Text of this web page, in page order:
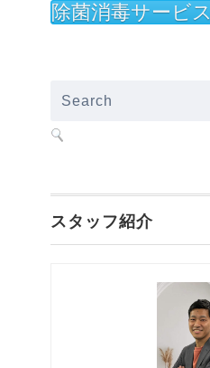
除菌消毒サービス
スタッフ紹介